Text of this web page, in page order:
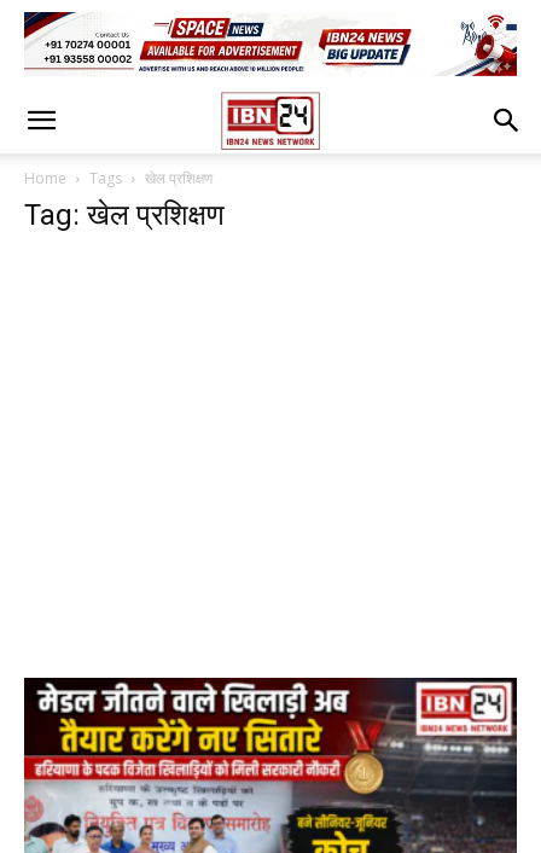
Home Tags खेल प्रशिक्षण
Tag: खेल प्रशिक्षण